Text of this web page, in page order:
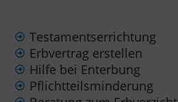
Testamentserrichtung
Erbvertrag erstellen
Hilfe bei Enterbung
Pflichtteilsminderung